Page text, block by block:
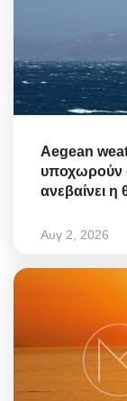
Aegean
υποχωρούν
ανεβαίνει η
Αυγ 2, 2026